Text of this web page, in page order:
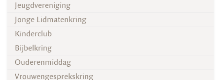
Jeugdvereniging
Jonge Lidmatenkring
Kinderclub
Bijbelkring
Ouderenmiddag
Vrouwengesprekskring